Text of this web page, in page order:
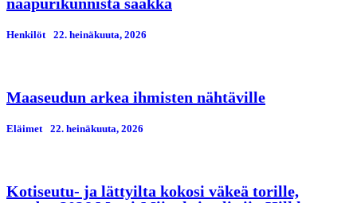
Henkilöt 22. heinäkuuta, 2026
Maaseudun arkea ihmisten nähtäville
Eläimet 22. heinäkuuta, 2026
Kotiseutu- ja lättyilta kokosi väkeä torille,